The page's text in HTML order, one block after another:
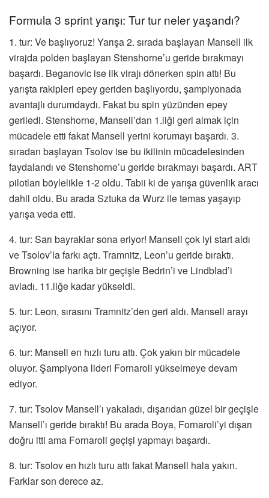
Formula 3 sprint yarışı: Tur tur neler yaşandı?
1. tur: Ve başlıyoruz! Yarışa 2. sırada başlayan Mansell ilk
virajda polden başlayan Stenshorne’u geride bırakmayı
başardı. Beganovic ise ilk virajı dönerken spin attı! Bu
yarışta rakipleri epey geriden başlıyordu, şampiyonada
avantajlı durumdaydı. Fakat bu spin yüzünden epey
geriledi. Stenshorne, Mansell’dan 1.liği geri almak için
mücadele etti fakat Mansell yerini korumayı başardı. 3.
sıradan başlayan Tsolov ise bu ikilinin mücadelesinden
faydalandı ve Stenshorne’u geride bırakmayı başardı. ART
pilotları böylelikle 1-2 oldu. Tabii ki de yarışa güvenlik aracı
dahil oldu. Bu arada Sztuka da Wurz ile temas yaşayıp
yarışa veda etti.
4. tur: Sarı bayraklar sona eriyor! Mansell çok iyi start aldı
ve Tsolov’la farkı açtı. Tramnitz, Leon’u geride bıraktı.
Browning ise harika bir geçişle Bedrin’i ve Lindblad’i
avladı. 11.liğe kadar yükseldi.
5. tur: Leon, sırasını Tramnitz’den geri aldı. Mansell arayı
açıyor.
6. tur: Mansell en hızlı turu attı. Çok yakın bir mücadele
oluyor. Şampiyona lideri Fornaroli yükselmeye devam
ediyor.
7. tur: Tsolov Mansell’ı yakaladı, dışarıdan güzel bir geçişle
Mansell’ı geride bıraktı! Bu arada Boya, Fornaroli’yi dışarı
doğru itti ama Fornaroli geçişi yapmayı başardı.
8. tur: Tsolov en hızlı turu attı fakat Mansell hala yakın.
Farklar son derece az.